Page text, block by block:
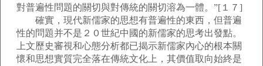
對普遍性問題的關切與對傳統的關切溶為一體。”[１７]
確實，現代新儒家的思想有普遍性的東西，但普遍
性的問題并不是２０世紀中國的新儒家的思考出發點。
上文歷史審視和心態分析都已揭示新儒家內心的根本關
懷和思想實質完全落在傳統文化上，其價值取向始終是